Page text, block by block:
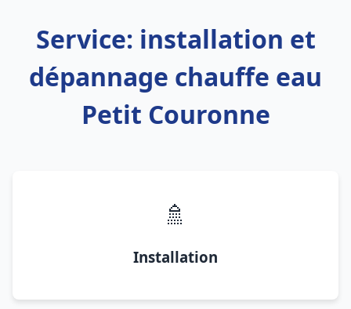
Service: installation et
dépannage chauffe eau
Petit Couronne
🚿
Installation